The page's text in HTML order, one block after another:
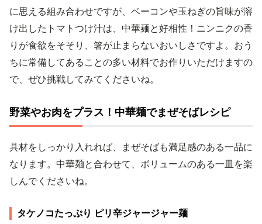
に思える組み合わせですが、ベーコンや玉ねぎの旨味が溶
け出したトマトつけ汁は、中華麺と好相性！ニンニクの香
りが食欲をそそり、箸が止まらないおいしさですよ。おう
ちに常備してあることの多い材料でお作りいただけますの
で、ぜひ挑戦してみてくださいね。
野菜やお肉をプラス！中華麺でまぜそばレシピ
具材をしっかり入れれば、まぜそばも満足感のある一品に
なります。中華麺と合わせて、ボリュームのある一皿を楽
しんでくださいね。
タケノコたっぷり ピリ辛ジャージャー麺